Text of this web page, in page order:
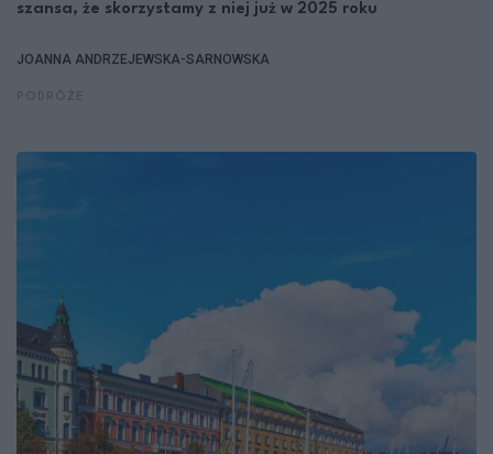
szansa, że skorzystamy z niej już w 2025 roku
JOANNA ANDRZEJEWSKA-SARNOWSKA